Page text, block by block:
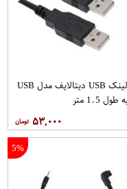
کابل لینک USB دیتالایف مدل USB
۵۳,۰۰۰
5%